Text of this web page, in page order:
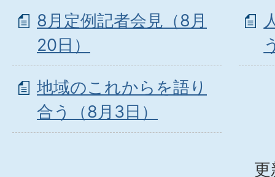
8月定例記者会見（8月
20日）
地域のこれからを語り
合う（8月3日）